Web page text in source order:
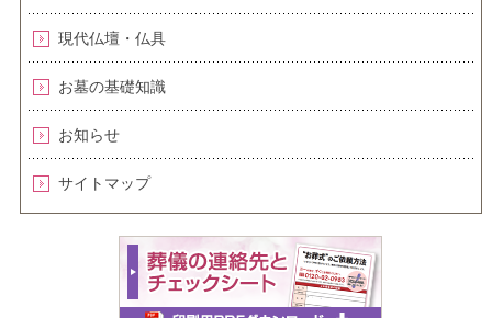
現代仏壇・仏具
お墓の基礎知識
お知らせ
サイトマップ